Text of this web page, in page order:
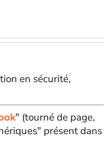
en sécurité,
" (tourné de page,
présent dans